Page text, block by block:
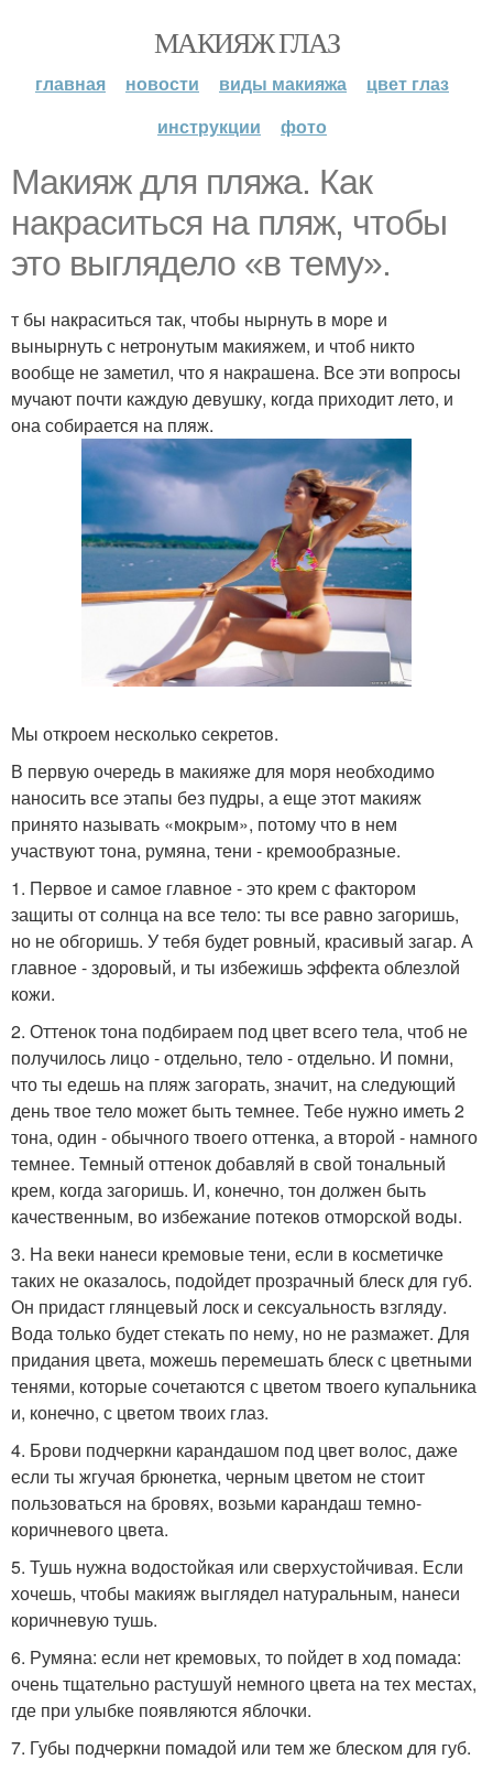
МАКИЯЖ ГЛАЗ
главная новости виды макияжа
цвет глаз
инструкции
фото
Макияж для пляжа. Как
накраситься на пляж, чтобы
это выглядело «в тему».
т бы накраситься так, чтобы нырнуть в море и
вынырнуть с нетронутым макияжем, и чтоб никто
вообще не заметил, что я накрашена. Все эти вопросы
мучают почти каждую девушку, когда приходит лето, и
она собирается на пляж.
Мы откроем несколько секретов.
В первую очередь в макияже для моря необходимо
наносить все этапы без пудры, а еще этот макияж
принято называть «мокрым», потому что в нем
участвуют тона, румяна, тени - кремообразные.
1. Первое и самое главное - это крем с фактором
защиты от солнца на все тело: ты все равно загоришь,
но не обгоришь. У тебя будет ровный, красивый загар. А
главное - здоровый, и ты избежишь эффекта облезлой
кожи.
2. Оттенок тона подбираем под цвет всего тела, чтоб не
получилось лицо - отдельно, тело - отдельно. И помни,
что ты едешь на пляж загорать, значит, на следующий
день твое тело может быть темнее. Тебе нужно иметь 2
тона, один - обычного твоего оттенка, а второй - намного
темнее. Темный оттенок добавляй в свой тональный
крем, когда загоришь. И, конечно, тон должен быть
качественным, во избежание потеков отморской воды.
3. На веки нанеси кремовые тени, если в косметичке
таких не оказалось, подойдет прозрачный блеск для губ.
Он придаст глянцевый лоск и сексуальность взгляду.
Вода только будет стекать по нему, но не размажет. Для
придания цвета, можешь перемешать блеск с цветными
тенями, которые сочетаются с цветом твоего купальника
и, конечно, с цветом твоих глаз.
4. Брови подчеркни карандашом под цвет волос, даже
если ты жгучая брюнетка, черным цветом не стоит
пользоваться на бровях, возьми карандаш темно-
коричневого цвета.
5. Тушь нужна водостойкая или сверхустойчивая. Если
хочешь, чтобы макияж выглядел натуральным, нанеси
коричневую тушь.
6. Румяна: если нет кремовых, то пойдет в ход помада:
очень тщательно растушуй немного цвета на тех местах,
где при улыбке появляются яблочки.
7. Губы подчеркни помадой или тем же блеском для губ.